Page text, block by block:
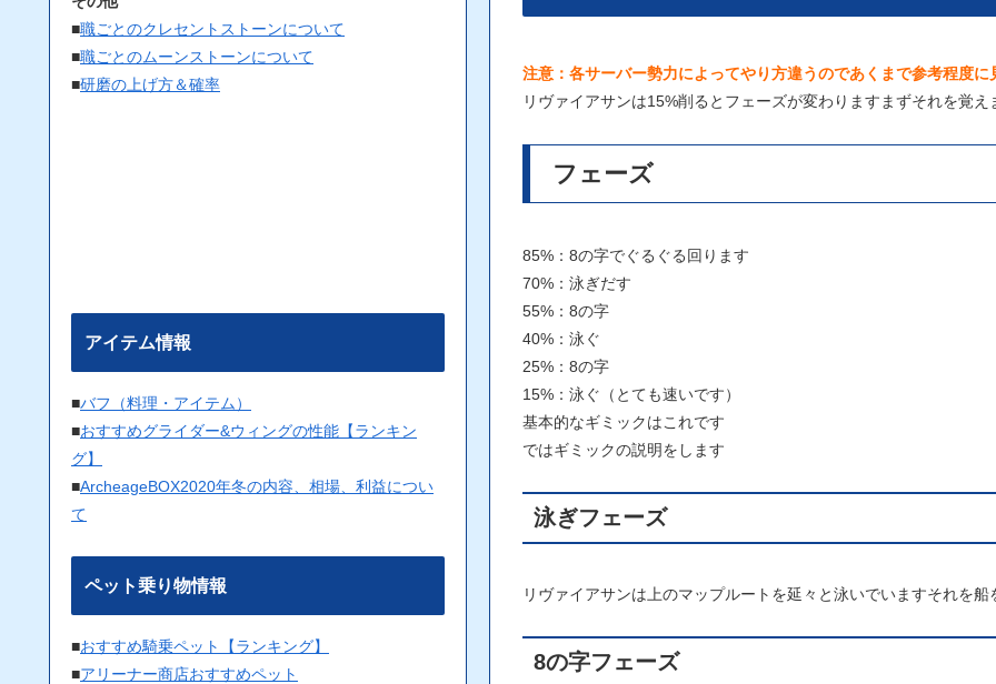
注意：各サーバー勢力によってやり方違うのであくまで参考程度に
リヴァイアサンは15%削るとフェーズが変わりますまずそれを覚え
フェーズ
85%：8の字でぐるぐる回ります
70%：泳ぎだす
55%：8の字
40%：泳ぐ
25%：8の字
15%：泳ぐ（とても速いです）
基本的なギミックはこれです
ではギミックの説明をします
泳ぎフェーズ
リヴァイアサンは上のマップルートを延々と泳いでいますそれを
8の字フェーズ
■職ごとのクレセントストーンについて
■職ごとのムーンストーンについて
■研磨の上げ方＆確率
アイテム情報
■バフ（料理・アイテム）
■おすすめグライダー&ウィングの性能【ランキン
グ】
■ArcheageBOX2020年冬の内容、相場、利益につい
て
ペット乗り物情報
■おすすめ騎乗ペット【ランキング】
■アリーナー商店おすすめペット